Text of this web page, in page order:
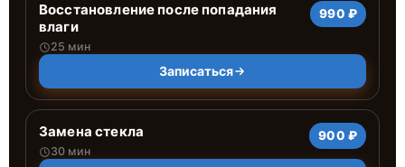
Восстановление после попадания
влаги
25 мин
990 ₽
Записаться
Замена стекла
30 мин
900 ₽